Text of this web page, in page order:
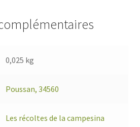
0,025 kg
Poussan, 34560
Les récoltes de la campesina